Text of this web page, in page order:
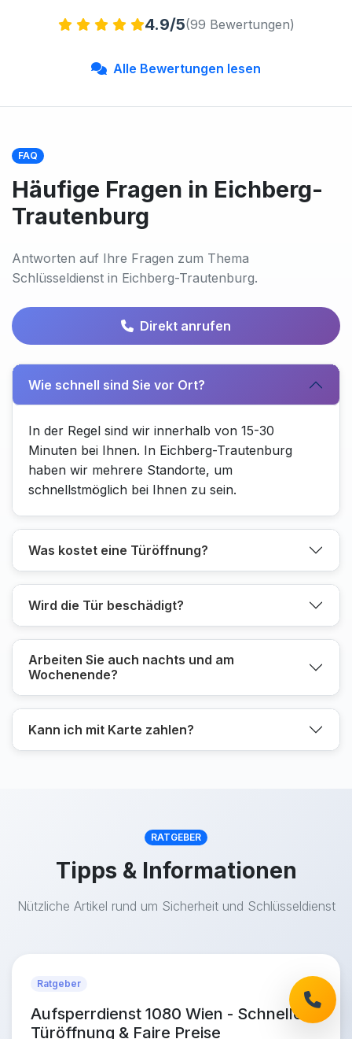
4.9/5(99 Bewertungen)
Alle Bewertungen lesen
FAQ
Häufige Fragen in Eichberg-
Trautenburg
Antworten auf Ihre Fragen zum Thema
Schlüsseldienst in Eichberg-Trautenburg.
Direkt anrufen
Wie schnell sind Sie vor Ort?
In der Regel sind wir innerhalb von 15-30
Minuten bei Ihnen. In Eichberg-Trautenburg
haben wir mehrere Standorte, um
schnellstmöglich bei Ihnen zu sein.
Was kostet eine Türöffnung?
Wird die Tür beschädigt?
Arbeiten Sie auch nachts und am
Wochenende?
Kann ich mit Karte zahlen?
RATGEBER
Tipps & Informationen
Nützliche Artikel rund um Sicherheit und Schlüsseldienst
Ratgeber
Aufsperrdienst 1080 Wien - Schnelle
Türöffnung & Faire Preise